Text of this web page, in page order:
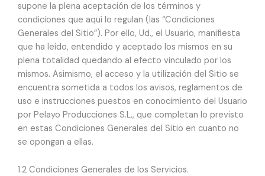
supone la plena aceptación de los términos y
condiciones que aquí lo regulan (las “Condiciones
Generales del Sitio”). Por ello, Ud., el Usuario, manifiesta
que ha leído, entendido y aceptado los mismos en su
plena totalidad quedando al efecto vinculado por los
mismos. Asimismo, el acceso y la utilización del Sitio se
encuentra sometida a todos los avisos, reglamentos de
uso e instrucciones puestos en conocimiento del Usuario
por Pelayo Producciones S.L., que completan lo previsto
en estas Condiciones Generales del Sitio en cuanto no
se opongan a ellas.
1.2 Condiciones Generales de los Servicios.